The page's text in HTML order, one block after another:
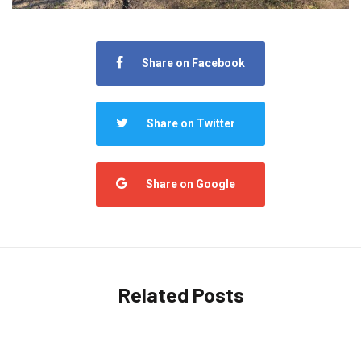
Share on Facebook
Share on Twitter
Share on Google
Related Posts